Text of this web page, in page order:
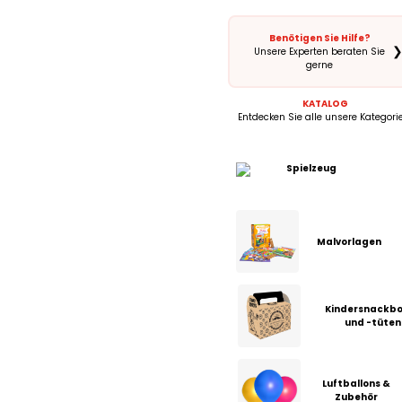
Benötigen Sie Hilfe?
Unsere Experten beraten Sie
gerne
❯
KATALOG
Entdecken Sie alle unsere
Spielzeug
Malvorlagen
und -tüten
Luftballons &
Zubehör